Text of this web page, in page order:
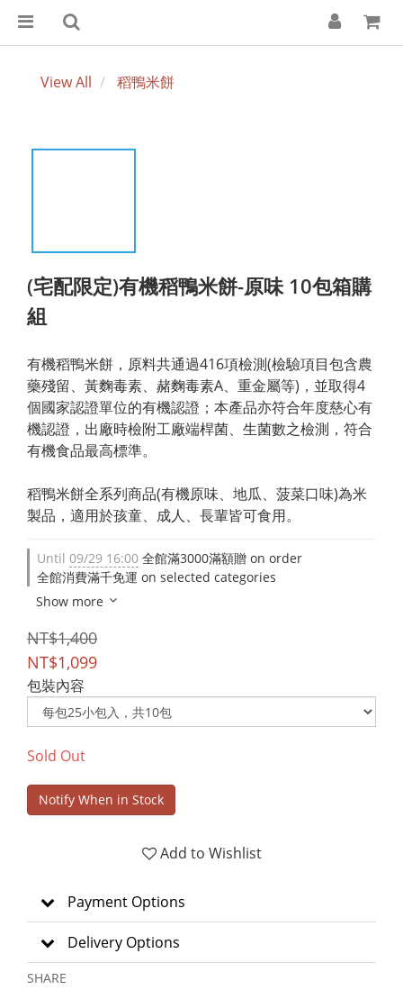
View All 稻鴨米餅
(宅配限定)有機稻鴨米餅-原味 10包箱購
組
有機稻鴨米餅，原料共通過416項檢測(檢驗項目包含農
藥殘留、黃麴毒素、赭麴毒素A、重金屬等)，並取得4
個國家認證單位的有機認證；本產品亦符合年度慈心有
機認證，出廠時檢附工廠端桿菌、生菌數之檢測，符合
有機食品最高標準。
稻鴨米餅全系列商品(有機原味、地瓜、菠菜口味)為米
製品，適用於孩童、成人、長輩皆可食用。
Until 09/29 16:00 全館滿3000滿額贈 on order
全館消費滿千免運 on selected categories
Show more
NT$1,400
NT$1,099
包裝內容
Sold Out
Notify When in Stock
Add to Wishlist
Payment Options
Delivery Options
SHARE